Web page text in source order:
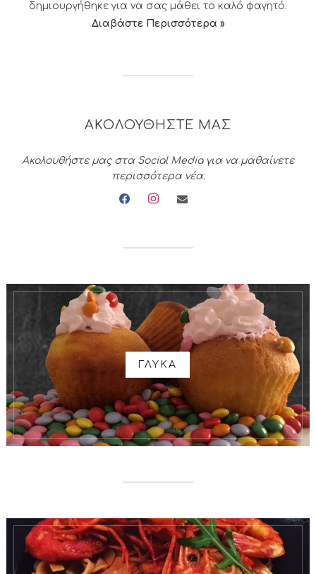
δημιουργήθηκε για να σας μάθει το καλό φαγητό.
Διαβάστε Περισσότερα »
ΑΚΟΛΟΥΘΗΣΤΕ ΜΑΣ
Ακολουθήστε μας στα Social Media για να μαθαίνετε
περισσότερα νέα.
facebookinstagramenvelope
ΓΛΥΚΑ